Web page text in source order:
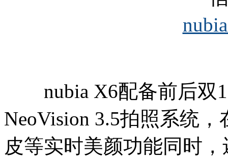
nubia X6配备前后双
NeoVision 3.5拍照系统
皮等实时美颜功能同时